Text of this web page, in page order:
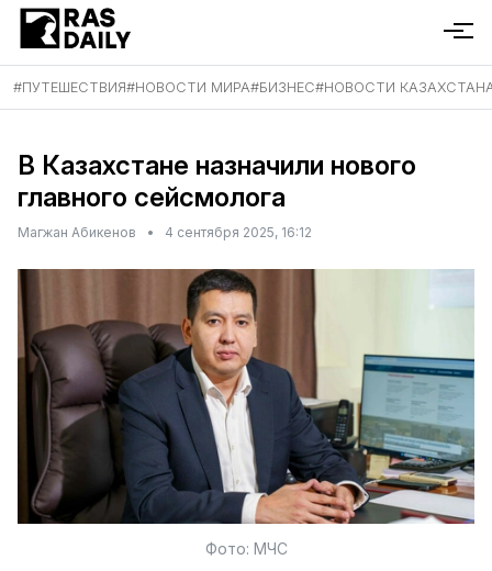
#ПУТЕШЕСТВИЯ#НОВОСТИ МИРА#БИЗНЕС#НОВОСТИ
В Казахстане назначили нового
главного сейсмолога
Магжан Абикенов • 4 сентября 2025, 16:12
Фото: МЧС